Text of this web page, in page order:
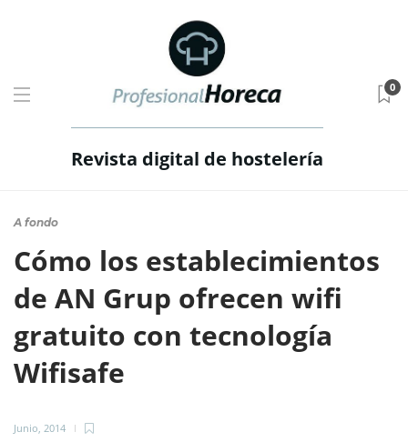
Revista digital de hostelería
0
A fondo
Cómo los establecimientos
de AN Grup ofrecen wifi
gratuito con tecnología
Wifisafe
Junio, 2014